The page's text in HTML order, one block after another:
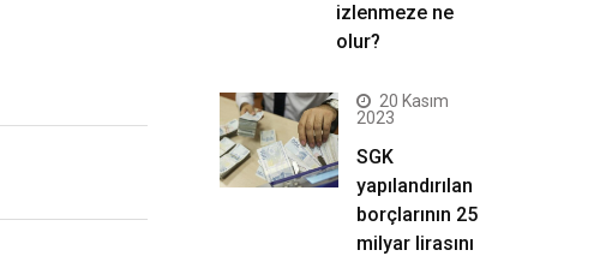
izlenmeze ne
olur?
20 Kasım
2023
SGK
yapılandırılan
borçlarının 25
milyar lirasını